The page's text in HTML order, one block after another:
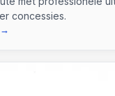
concessies.